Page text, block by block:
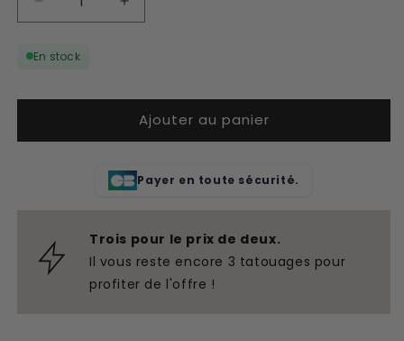
Réduire
la
de
temporaire
d&#39;amour
Augmenter
la
temporaire
chien
d&#39;amour
En stock
Ajouter au panier
Payer en toute sécurité.
Trois pour le prix de deux.
Il vous reste encore 3 tatouages pour
profiter de l'offre !